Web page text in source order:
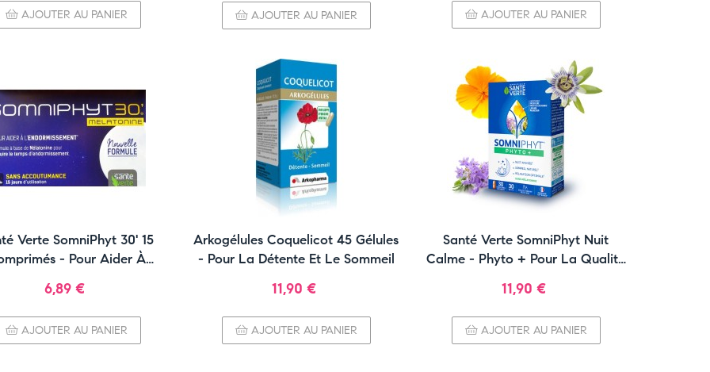
AJOUTER AU PANIER AJOUTER AU PANIER AJOUTER AU PANIER
Verte SomniPhyt 30' 15
- Pour Aider À
Prix
6,89 €
AJOUTER AU PANIER
Arkogélules Coquelicot 45 Gélules
- Pour La Détente Et Le Sommeil
Prix
11,90 €
AJOUTER AU PANIER
Santé Verte SomniPhyt Nuit
Calme - Phyto + Pour La Qualité
Prix
11,90 €
AJOUTER AU PANIER